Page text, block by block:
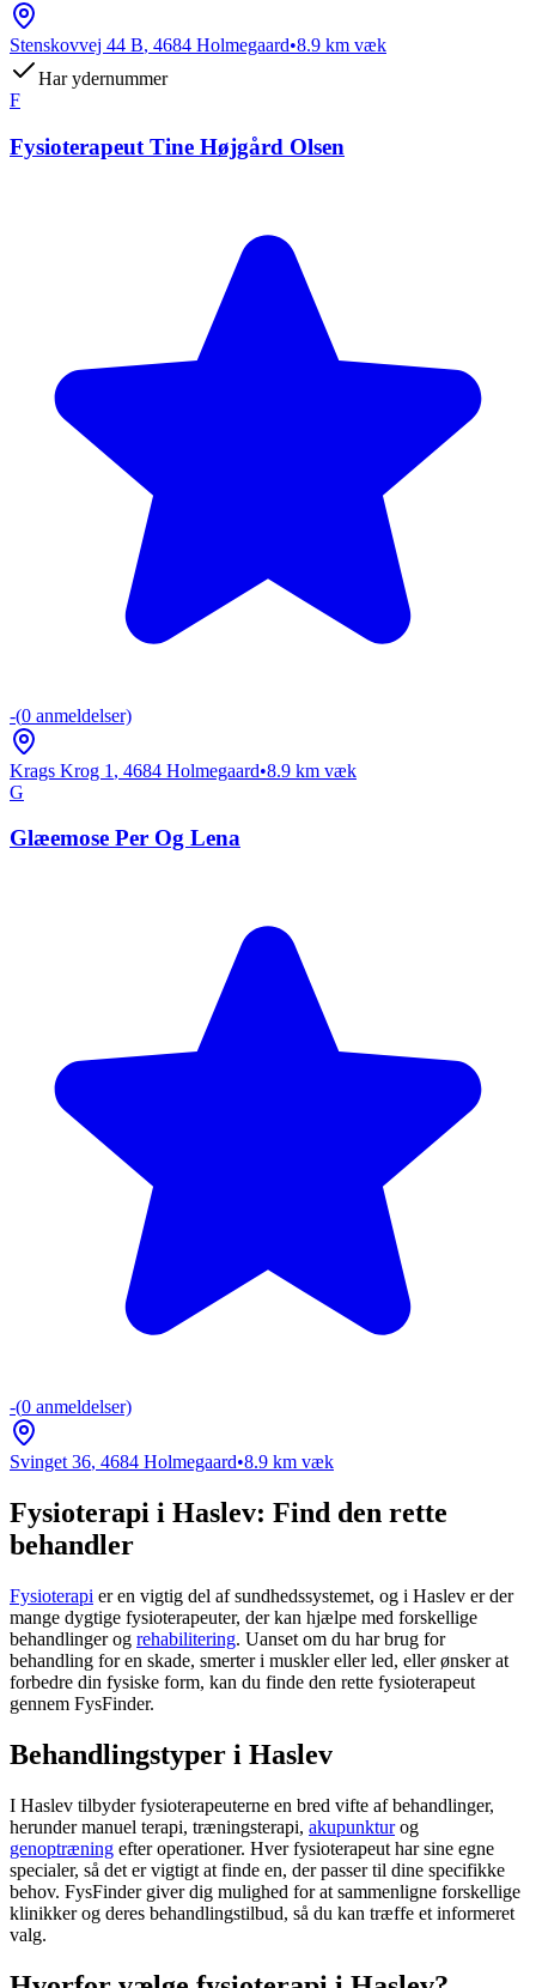
Stenskovvej 44 B, 4684 Holmegaard•8.9 km væk
Har ydernummer
F
Fysioterapeut Tine Højgård Olsen
-(0 anmeldelser)
Krags Krog 1 , 4684 Holmegaard•8.9 km væk
G
Glæemose Per Og Lena
-(0 anmeldelser)
Svinget 36, 4684 Holmegaard•8.9 km væk
Fysioterapi i Haslev: Find den rette
behandler
Fysioterapi er en vigtig del af sundhedssystemet, og i Haslev er der
mange dygtige fysioterapeuter, der kan hjælpe med forskellige
behandlinger og rehabilitering. Uanset om du har brug for
behandling for en skade, smerter i muskler eller led, eller ønsker at
forbedre din fysiske form, kan du finde den rette fysioterapeut
gennem FysFinder.
Behandlingstyper i Haslev
I Haslev tilbyder fysioterapeuterne en bred vifte af behandlinger,
herunder manuel terapi, træningsterapi, akupunkturog
genoptræning efter operationer. Hverfysioterapeut har sine egne
specialer, så det er vigtigt at finde en, der passer til dine specifikke
behov. FysFinder giver dig mulighed for at sammenligne forskellige
klinikker og deres behandlingstilbud, så du kan træffe et informeret
valg.